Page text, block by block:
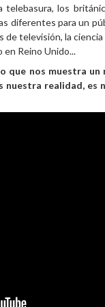
los
diferentes para un
televisión, la
en Reino Unido...
que nos muestra
nuestra realidad,